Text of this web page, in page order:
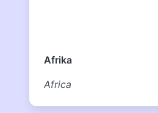
Afrika
Africa